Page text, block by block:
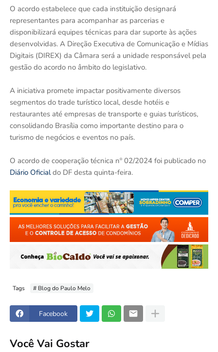
O acordo estabelece que cada instituição designará
representantes para acompanhar as parcerias e
disponibilizará equipes técnicas para dar suporte às ações
desenvolvidas. A Direção Executiva de Comunicação e Mídias
Digitais (DIREX) da Câmara será a unidade responsável pela
gestão do acordo no âmbito do legislativo.
A iniciativa promete impactar positivamente diversos
segmentos do trade turístico local, desde hotéis e
restaurantes até empresas de transporte e guias turísticos,
consolidando Brasília como importante destino para o
turismo de negócios e eventos no país.
O acordo de cooperação técnica nº 02/2024 foi publicado no
Diário Oficialdo DF desta quinta-feira.
Tags # Blog do Paulo Melo
Facebook
Você Vai Gostar